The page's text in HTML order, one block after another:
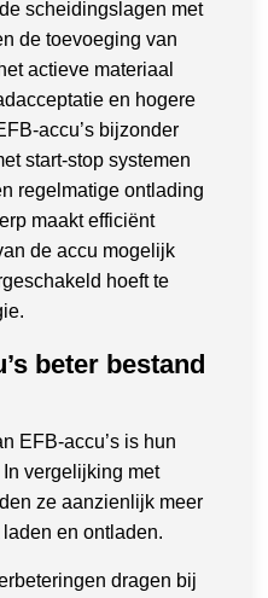
scheidingslagen met
de toevoeging van
actieve materiaal
en hogere
accu’s bijzonder
start-stop systemen
regelmatige ontlading
maakt efficiënt
de accu mogelijk
hoeft te
beter bestand
EFB-accu’s is hun
vergelijking met
ze aanzienlijk meer
en ontladen.
dragen bij